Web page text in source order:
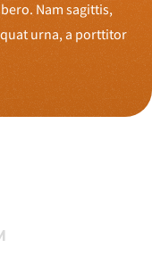
Nam sagittis,
urna, a porttitor